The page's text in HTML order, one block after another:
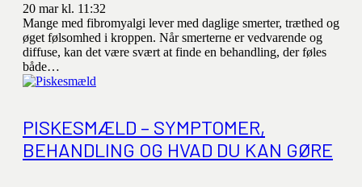
20 mar kl. 11:32
Mange med fibromyalgi lever med daglige smerter, træthed og
øget følsomhed i kroppen. Når smerterne er vedvarende og
diffuse, kan det være svært at finde en behandling, der føles
både…
PISKESMÆLD – SYMPTOMER,
BEHANDLING OG HVAD DU KAN GØRE